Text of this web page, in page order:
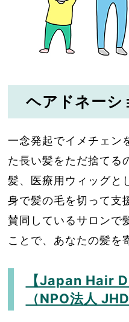
ヘアドネーシ
一念発起でイメチェン
た長い髪をただ捨て
髪、医療用ウィッグと
身で髪の毛を切って支
賛同しているサロンで
ことで、あなたの髪を
【Japan Hair
（NPO法人